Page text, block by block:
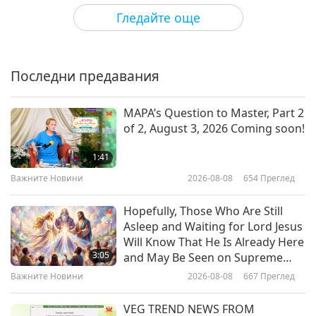
0:59
животните 2019
10
0:59
Барбадос: Закон за
предотвратяване на
насилието към животни
Shorts
11
0:58
Белгия: Валонски кодекс за
благополучието на
животните
Shorts 2017-10-10 3430Преглед
12
Белиз: Закон за жестокостта
към животни
Гледайте още
2022-01-14 7060
4:40
Влияние и смъртни случаи от
(Установени)
Яденето на животни:
Първопричината за КОВИД-19 и
други болести
Последни предавания
1:41
MAPA’s Question to Master, Part 2
of 2, August 3, 2026 Coming soon!
Важните Новини 2026-08-08 654 Преглед
3:05
Hopefully, Those Who Are Still
Asleep and Waiting for Lord Jesus
Will Know That He Is Already Here
and May Be Seen on Supreme
Master Television
Важните Новини 2026-08-08 667 Преглед
VEG TREND NEWS FROM